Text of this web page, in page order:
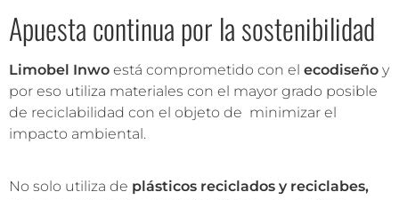
Apuesta continua por la sostenibilidad
Limobel Inwo está comprometido con el ecodiseño y
por eso utiliza materiales con el mayor grado posible
de reciclabilidad con el objeto de minimizar el
impacto ambiental.
No solo utiliza de plásticos reciclados y reciclabes,